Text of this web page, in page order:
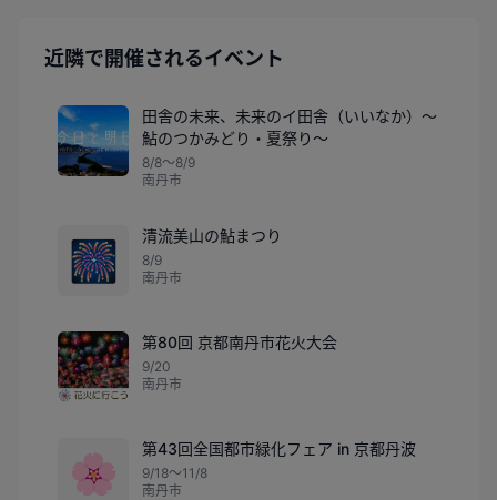
近隣で開催されるイベント
田舎の未来、未来のイ田舎（いいなか）～
鮎のつかみどり・夏祭り～
8/8〜8/9
南丹市
🎆
清流美山の鮎まつり
8/9
南丹市
第80回 京都南丹市花火大会
9/20
南丹市
🌸
第43回全国都市緑化フェア in 京都丹波
9/18〜11/8
南丹市